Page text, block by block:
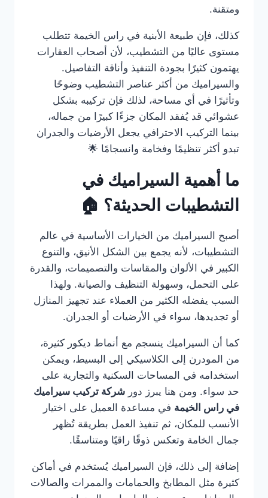
ومتقنة.
كذلك، فإن طبيعة الأبنية في راس الخيمة تتطلب
مستوى عاليًا من التشطيب، لأن أصحاب العقارات
يهتمون كثيرًا بجودة التنفيذ وأناقة التفاصيل.
والسيراميك من أكثر عناصر التشطيب وضوحًا
وتأثيرًا في أي مساحة، لذلك فإن تركيبه بشكل
عشوائي قد يُفقد المكان جزءًا كبيرًا من جماله،
بينما التركيب الاحترافي يجعل الأرضيات والجدران
تبدو أكثر تنظيمًا وفخامة وانسجامًا 🌟
ما أهمية السيراميك في
التشطيبات الحديثة؟ 🏠
أصبح السيراميك من الخيارات الأساسية في عالم
التشطيبات، لأنه يجمع بين الشكل الأنيق، والتنوع
الكبير في الألوان والمقاسات والتصميمات، والقدرة
على التحمل، وسهولة التنظيف والصيانة. ولهذا
السبب يفضله الكثير من العملاء عند تجهيز المنازل
أو تجديدها، سواء في الأرضيات أو الجدران.
كما أن السيراميك ينسجم مع أنماط ديكور كثيرة،
من المودرن إلى الكلاسيكي إلى البسيط، ويمكن
استخدامه في المساحات السكنية والتجارية على
حد سواء. ومن هنا يبرز دور شركة تركيب سيراميك
في راس الخيمة في مساعدة العميل على اختيار
الأنسب للمكان، ثم تنفيذ العمل بطريقة تُظهر
جمال الخامة وتعكس ذوقًا راقيًا ومتناسقًا.
إضافة إلى ذلك، فإن السيراميك يُستخدم في أماكن
كثيرة مثل المطابخ والحمامات والممرات والصالات